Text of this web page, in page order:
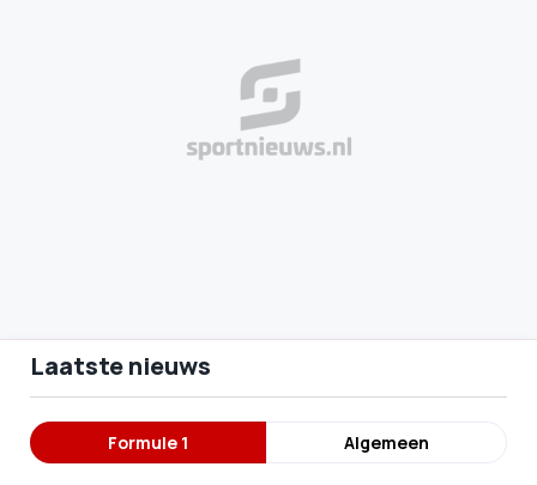
Laatste nieuws
Formule 1 Algemeen